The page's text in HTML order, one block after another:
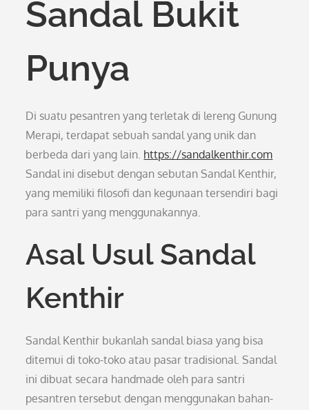
Sandal Bukit
Punya
Di suatu pesantren yang terletak di lereng Gunung
Merapi, terdapat sebuah sandal yang unik dan
berbeda dari yang lain. https://sandalkenthir.com
Sandal ini disebut dengan sebutan Sandal Kenthir,
yang memiliki filosofi dan kegunaan tersendiri bagi
para santri yang menggunakannya.
Asal Usul Sandal
Kenthir
Sandal Kenthir bukanlah sandal biasa yang bisa
ditemui di toko-toko atau pasar tradisional. Sandal
ini dibuat secara handmade oleh para santri
pesantren tersebut dengan menggunakan bahan-